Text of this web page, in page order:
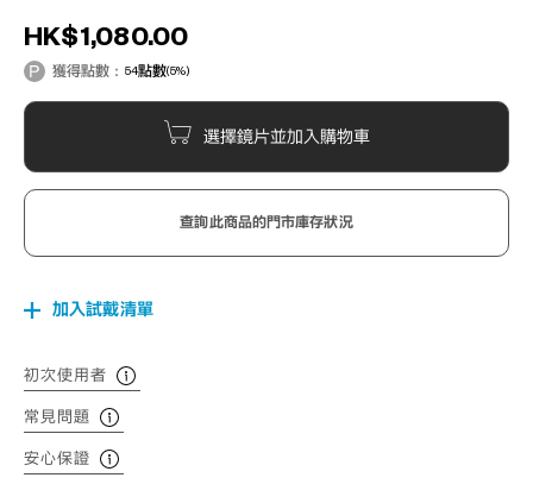
HK$1,080.00
獲得點數： 54點數(5%)
選擇鏡片並加入購物車
查詢此商品的門市庫存狀況
加入試戴清單
初次使用者
常見問題
安心保證